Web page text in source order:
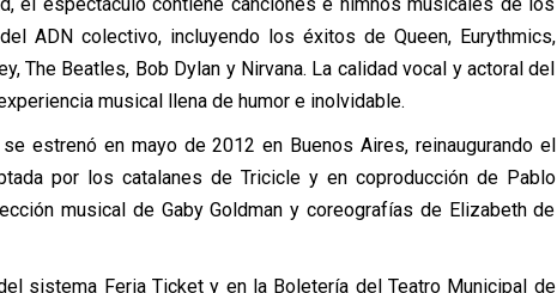
ADN colectivo, incluyendo los éxitos de Queen, Eurythmics,
The Beatles, Bob Dylan y Nirvana. La calidad vocal y actoral del
musical llena de humor e inolvidable.
se estrenó en mayo de 2012 en Buenos Aires, reinaugurando el
por los catalanes de Tricicle y en coproducción de Pablo
musical de Gaby Goldman y coreografías de Elizabeth de
sistema Feria Ticket y en la Boletería del Teatro Municipal de